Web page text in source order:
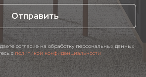
Отправить
согласие на обработку персональных данных
c политикой конфиденциальности